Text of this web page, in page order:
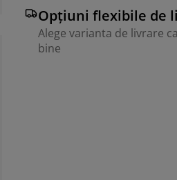
Opțiuni flexibile de
Alege varianta de livrare
bine